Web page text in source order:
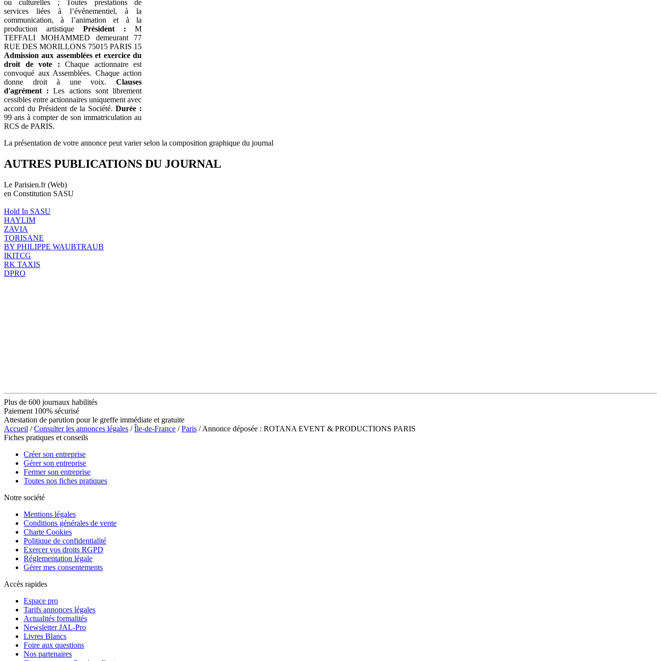
ou culturelles ; Toutes prestations de
services liées à l’événementiel, à la
communication, à l’animation et à la
production artistique Président : M
TEFFALI MOHAMMED demeurant 77
RUE DES MORILLONS 75015 PARIS 15
Admission aux assemblées et exercice du
droit de vote : Chaque actionnaire est
convoqué aux Assemblées. Chaque action
donne droit à une voix. Clauses
d'agrément : Les actions sont librement
cessibles entre actionnaires uniquement avec
accord du Président de la Société.Durée :
99 ans à compter de son immatriculation au
RCS de PARIS.
La présentation de votre annonce peut varier selon la composition graphique du journal
AUTRES PUBLICATIONS DU JOURNAL
Le Parisien.fr (Web)
en Constitution SASU
Hold In SASU
HAYLIM
ZAVIA
TORISANE
BY PHILIPPE WAUBTRAUB
IKITCG
RK TAXIS
DPRO
Plus de 600 journaux habilités
Paiement 100% sécurisé
Attestation de parution pour le greffe immédiate et gratuite
Accueil /Consulter les annonces légales /Île-de-France /Paris / Annonce déposée : ROTANA EVENT & PRODUCTIONS PARIS
Fiches pratiques et conseils
Créer son entreprise
Gérer son entreprise
Fermer son entreprise
Toutes nos fiches pratiques
Notre société
Mentions légales
Conditions générales de vente
Charte Cookies
Politique de confidentialité
Exercer vos droits RGPD
Réglementation légale
Gérer mes consentements
Accès rapides
Espace pro
Tarifs annonces légales
Actualités formalités
Newsletter JAL-Pro
Livres Blancs
Foire aux questions
Nos partenaires